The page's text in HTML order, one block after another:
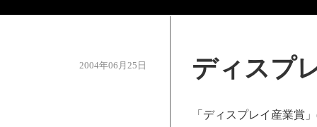
2004年06月25日 ディスプ
「ディスプレイ産業賞